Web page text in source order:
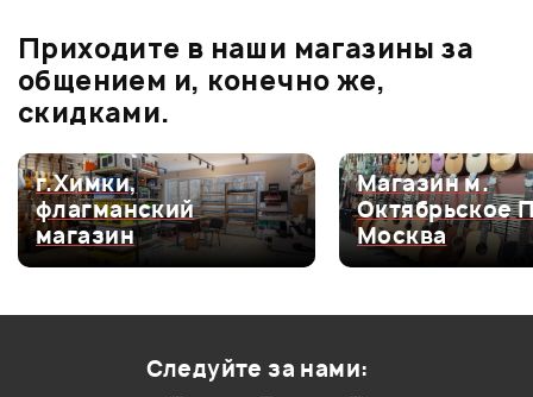
0.0
Оценка5
0
Оценка4
0
Оценка3
0
Приходите в наши магазины за
общением и, конечно же,
скидками.
г.Химки,
флагманский
магазин
Магазин м.
Октябрьское
Москва
Следуйте за нами: